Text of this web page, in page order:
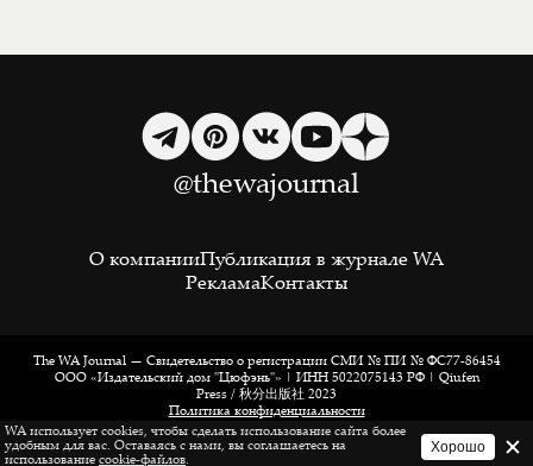
@thewajournal
О компанииПубликация в журнале WA
РекламаКонтакты
The WA Journal — Свидетельство о регистрации СМИ № ПИ № ФС77-86454
ООО «Издательский дом "Цюфэнь"» | ИНН 5022075143 РФ | Qiufen
Press / 秋分出版社 2023
Политика конфиденциальности
|
Информация о cookies
WA использует cookies, чтобы сделать использование сайта более
удобным для вас. Оставаясь с нами, вы соглашаетесь на
использование cookie-файлов.
Хорошо